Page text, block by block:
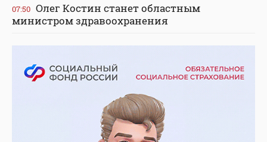
07:50 Олег Костин станет областным
министром здравоохранения